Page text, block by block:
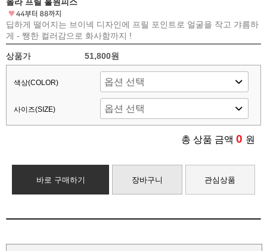
딥하게 떨어지는 브이넥 디자인에 프릴 포인트로 얼굴을 작고 갸름하
게 - 쨍한 컬러감으로 화사함까지 !
상품가 51,800원
색상(COLOR)
사이즈(SIZE)
총 상품 금액 0 원
바로 구매하기 장바구니 관심상품